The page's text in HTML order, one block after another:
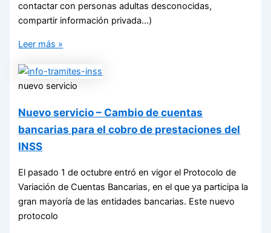
contactar con personas adultas desconocidas,
compartir información privada…)
Leer más »
nuevo servicio
Nuevo servicio – Cambio de cuentas
bancarias para el cobro de prestaciones del
INSS
El pasado 1 de octubre entró en vigor el Protocolo de
Variación de Cuentas Bancarias, en el que ya participa la
gran mayoría de las entidades bancarias. Este nuevo
protocolo